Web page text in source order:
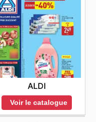
ALDI
Voir le catalogue